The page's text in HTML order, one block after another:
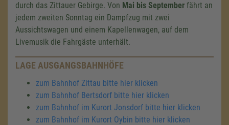
durch das Zittauer Gebirge. Von Mai bis September fährt an
jedem zweiten Sonntag ein Dampfzug mit zwei
Aussichtswagen und einem Kapellenwagen, auf dem
Livemusik die Fahrgäste unterhält.
LAGE AUSGANGSBAHNHÖFE
zum Bahnhof Zittau bitte hier klicken
zum Bahnhof Bertsdorf bitte hier klicken
zum Bahnhof im Kurort Jonsdorf bitte hier klicken
zum Bahnhof im Kurort Oybin bitte hier klicken